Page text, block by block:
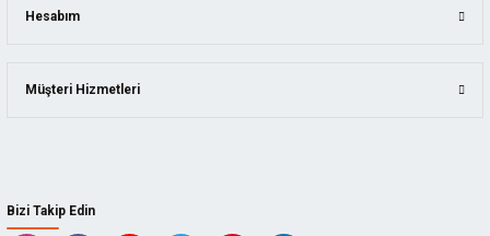
Bizi Takip Edin
Hesabım
Müşteri Hizmetleri